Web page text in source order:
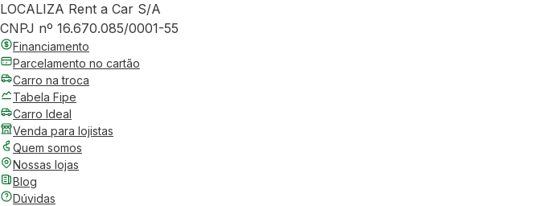
LOCALIZA Rent a Car S/A
CNPJ nº 16.670.085/0001-55
Financiamento
Parcelamento no cartão
Carro na troca
Tabela Fipe
Carro Ideal
Venda para lojistas
Quem somos
Nossas lojas
Blog
Dúvidas